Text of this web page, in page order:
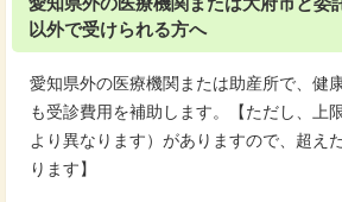
以外で受けられる方へ
愛知県外の医療機関または助産所で、健
も受診費用を補助します。【ただし、上
より異なります）がありますので、超え
ります】